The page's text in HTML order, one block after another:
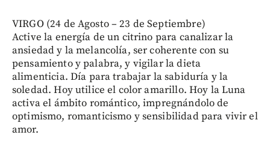
VIRGO (24 de Agosto – 23 de Septiembre)
Active la energía de un citrino para canalizar la
ansiedad y la melancolía, ser coherente con su
pensamiento y palabra, y vigilar la dieta
alimenticia. Día para trabajar la sabiduría y la
soledad. Hoy utilice el color amarillo. Hoy la Luna
activa el ámbito romántico, impregnándolo de
optimismo, romanticismo y sensibilidad para vivir el
amor.